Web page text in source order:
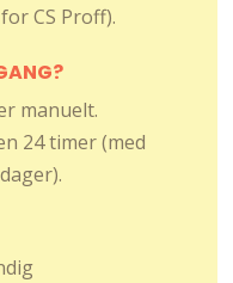
CS Proff).
manuelt.
24 timer (med